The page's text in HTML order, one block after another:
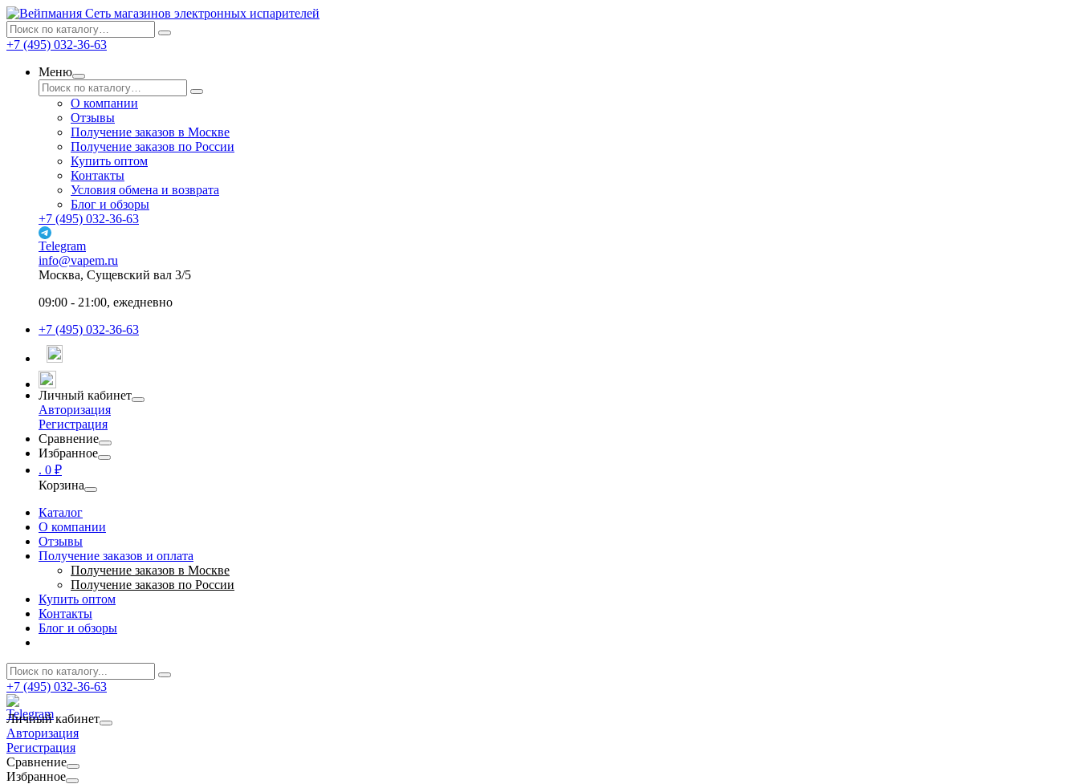
Сеть магазинов электронных испарителей
+7 (495) 032-36-63
Меню
О компании
Отзывы
Получение заказов в Москве
Получение заказов по России
Купить оптом
Контакты
Условия обмена и возврата
Блог и обзоры
+7 (495) 032-36-63
Telegram
info@vapem.ru
Москва, Сущевский вал 3/5
09:00 - 21:00, ежедневно
+7 (495) 032-36-63
Личный кабинет
Авторизация
Регистрация
Сравнение
Избранное
. 0 ₽
Корзина
Каталог
О компании
Отзывы
Получение заказов и оплата
Получение заказов в Москве
Получение заказов по России
Купить оптом
Контакты
Блог и обзоры
+7 (495) 032-36-63
Личный кабинет
Авторизация
Регистрация
Сравнение
Избранное